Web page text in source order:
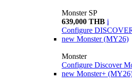
Monster SP
639,000 THB i
Configure
new Monster (MY26)
Monster
Configure Discover
new Monster+